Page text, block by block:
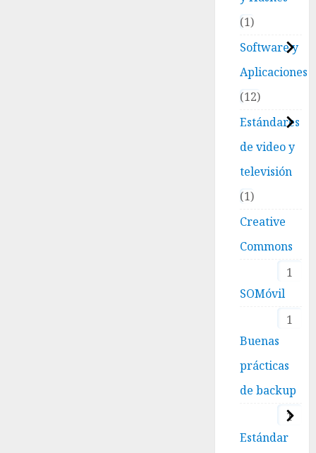
1
Software y
Aplicaciones
12
Estándares
de video y
televisión
1
Creative
Commons
1
SOMóvil
1
Buenas
prácticas
de backup
1
Estándar